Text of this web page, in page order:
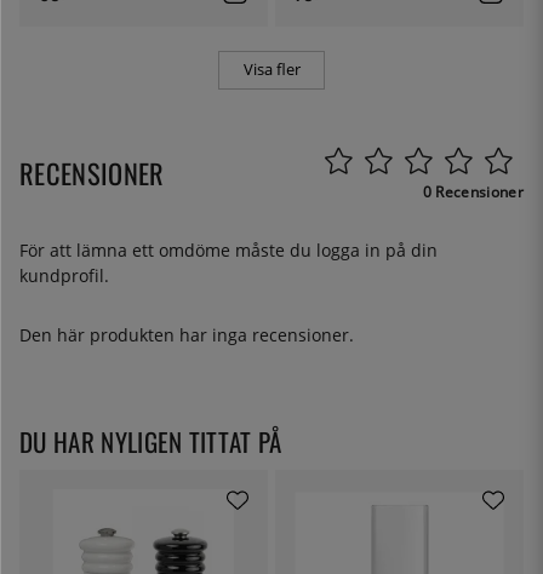
Visa fler
RECENSIONER 0 Recensioner
För att lämna ett omdöme måste du logga in på din
kundprofil.
Den här produkten har inga recensioner.
DU HAR NYLIGEN TITTAT PÅ